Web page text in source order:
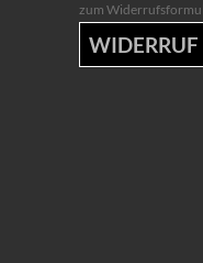
zum
WIDERRUF